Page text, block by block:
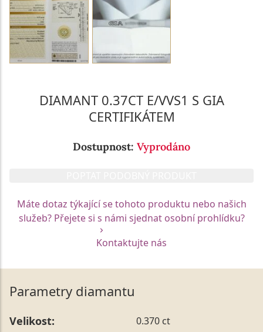
DIAMANT 0.37CT E/VVS1 S GIA
CERTIFIKÁTEM
Dostupnost: Vyprodáno
Máte dotaz týkající se tohoto produktu nebo našich
služeb? Přejete si s námi sjednat osobní prohlídku?
Kontaktujte nás
Parametry diamantu
Velikost: 0.370 ct